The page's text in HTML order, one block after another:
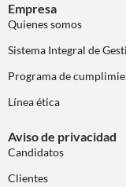
Empresa
Quienes somos
Sistema Integral de
Programa de
Línea ética
Aviso de privacidad
Candidatos
Clientes